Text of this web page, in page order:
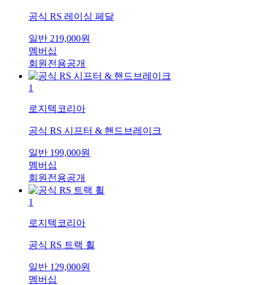
공식 RS 레이싱 페달
일반 219,000원
멤버십
회원전용공개
1
로지텍코리아
공식 RS 시프터 & 핸드브레이크
일반 199,000원
멤버십
회원전용공개
1
로지텍코리아
공식 RS 트랙 휠
일반 129,000원
멤버십